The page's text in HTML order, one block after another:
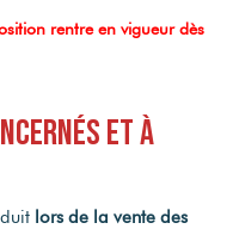
rentre en vigueur dès
et à
lors de la vente des